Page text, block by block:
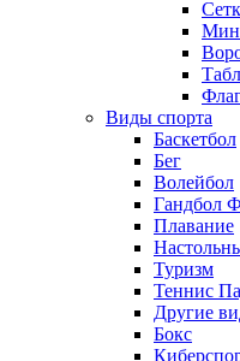
Виды спорта
Баскетбол
Бег
Волейбол
Гандбол
Плавание
Туризм
Теннис
Другие
Бокс